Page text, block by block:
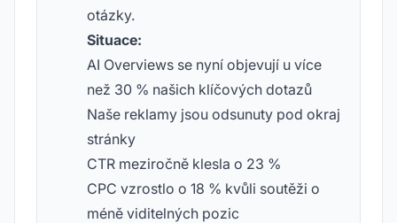
otázky.
Situace:
AI Overviews se nyní objevují u více
než 30 % našich klíčových dotazů
Naše reklamy jsou odsunuty pod okraj
stránky
CTR meziročně klesla o 23 %
CPC vzrostlo o 18 % kvůli soutěži o
méně viditelných pozic